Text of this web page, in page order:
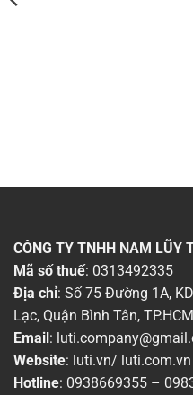
CÔNG TY TNHH NAM LŨY
Mã số thuế: 0313492335
Địa chỉ: Số 75 Đường 1A,
Lạc, Quận Bình Tân, TP.HCM
Email :
Website: luti.vn/ luti.com.vn
Hotline: 0938669355 –